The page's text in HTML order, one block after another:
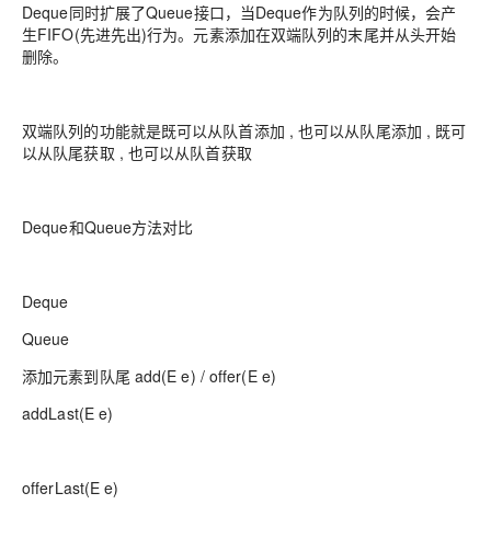
Deque同时扩展了Queue接口，当Deque作为队列的时候，会产
生FIFO(先进先出)行为。元素添加在双端队列的末尾并从头开始
删除。
双端队列的功能就是既可以从队首添加 , 也可以从队尾添加 , 既可
以从队尾获取 , 也可以从队首获取
Deque和Queue方法对比
Deque
Queue
添加元素到队尾 add(E e) / offer(E e)
addLast(E e)
offerLast(E e)